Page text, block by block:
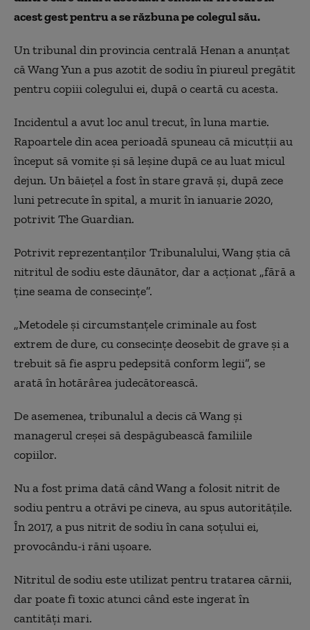
acest gest pentru a se răzbuna pe colegul său.
Un tribunal din provincia centrală Henan a anunțat
că Wang Yun a pus azotit de sodiu în piureul pregătit
pentru copiii colegului ei, după o ceartă cu acesta.
Incidentul a avut loc anul trecut, în luna martie.
Rapoartele din acea perioadă spuneau că micutţii au
început să vomite şi să leşine după ce au luat micul
dejun. Un băiețel a fost în stare gravă şi, după zece
luni petrecute în spital, a murit în ianuarie 2020,
potrivit The Guardian.
Potrivit reprezentanților Tribunalului, Wang ştia că
nitritul de sodiu este dăunător, dar a acţionat „fără a
ţine seama de consecinţe”.
„Metodele şi circumstanţele criminale au fost
extrem de dure, cu consecințe deosebit de grave şi a
trebuit să fie aspru pedepsită conform legii”, se
arată în hotărârea judecătorească.
De asemenea, tribunalul a decis că Wang şi
managerul creşei să despăgubească familiile
copiilor.
Nu a fost prima dată când Wang a folosit nitrit de
sodiu pentru a otrăvi pe cineva, au spus autorităţile.
În 2017, a pus nitrit de sodiu în cana soţului ei,
provocându-i răni uşoare.
Nitritul de sodiu este utilizat pentru tratarea cărnii,
dar poate fi toxic atunci când este ingerat în
cantităţi mari.